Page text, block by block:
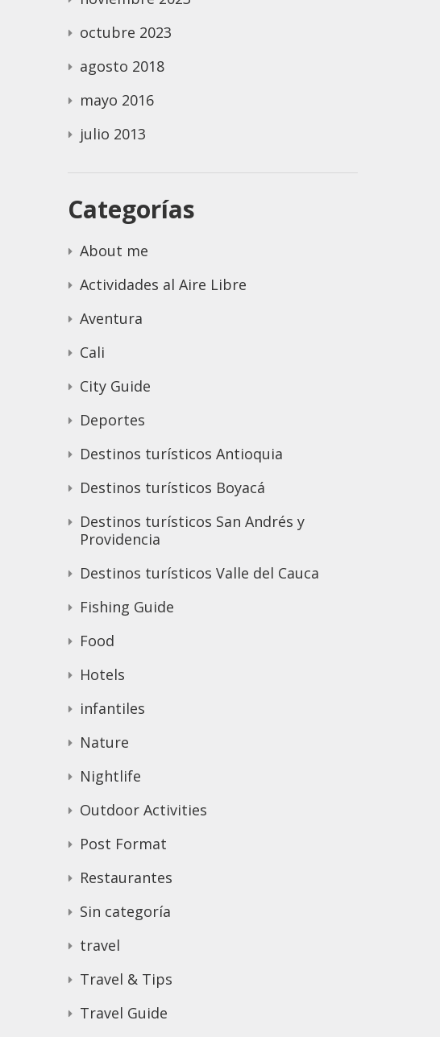
octubre 2023
agosto 2018
mayo 2016
julio 2013
Categorías
About me
Actividades al Aire Libre
Aventura
Cali
City Guide
Deportes
Destinos turísticos Antioquia
Destinos turísticos Boyacá
Destinos turísticos San Andrés y
Providencia
Destinos turísticos Valle del Cauca
Fishing Guide
Food
Hotels
infantiles
Nature
Nightlife
Outdoor Activities
Post Format
Restaurantes
Sin categoría
travel
Travel & Tips
Travel Guide